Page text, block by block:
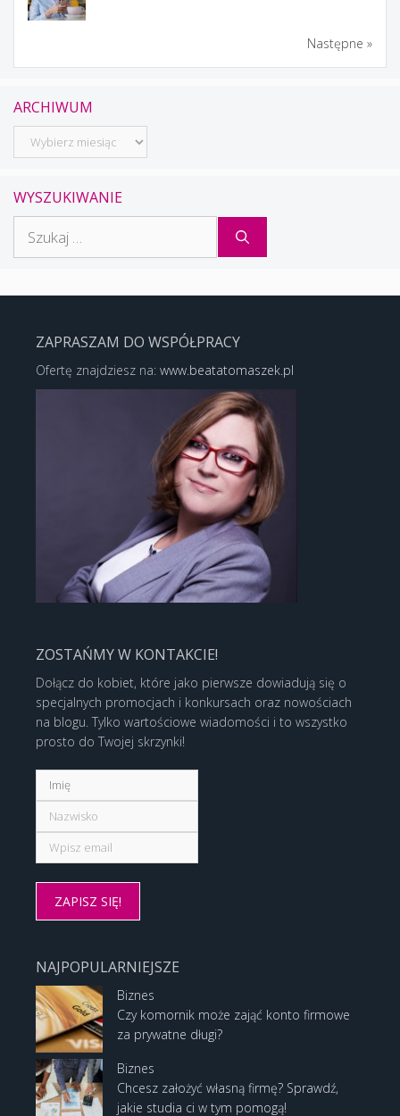
Następne »
ARCHIWUM
Archiwum
WYSZUKIWANIE
ZAPRASZAM DO WSPÓŁPRACY
Ofertę znajdziesz na: www.beatatomaszek.pl
ZOSTAŃMY W KONTAKCIE!
Dołącz do kobiet, które jako pierwsze dowiadują się o
specjalnych promocjach i konkursach oraz nowościach
na blogu. Tylko wartościowe wiadomości i to wszystko
prosto do Twojej skrzynki!
NAJPOPULARNIEJSZE
Biznes
Czy komornik może zająć konto firmowe
za prywatne długi?
Biznes
Chcesz założyć własną firmę? Sprawdź,
jakie studia ci w tym pomogą!